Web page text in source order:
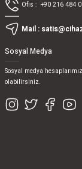
Ofis : +90 216 484
Mail :
Sosyal Medya
Sosyal medya
olabilirsiniz.